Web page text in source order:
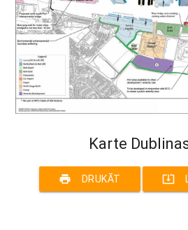
Karte
print DRUKĀT system_update_alt